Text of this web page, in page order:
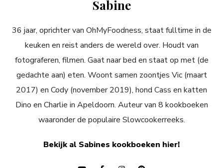
Sabine
36 jaar, oprichter van OhMyFoodness, staat fulltime in de
keuken en reist anders de wereld over. Houdt van
fotograferen, filmen. Gaat naar bed en staat op met (de
gedachte aan) eten. Woont samen zoontjes Vic (maart
2017) en Cody (november 2019), hond Cass en katten
Dino en Charlie in Apeldoorn. Auteur van 8 kookboeken
waaronder de populaire Slowcookerreeks.
Bekijk al Sabines kookboeken hier!